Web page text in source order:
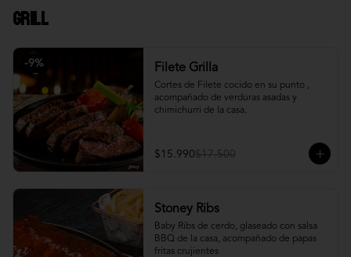
Grill
-9% Filete Grilla
Cortes de Filete cocido en su punto ,
acompañado de verduras asadas y
chimichurri de la casa.
$15.990$17.500
Stoney Ribs
Baby Ribs de cerdo, glaseado con salsa
BBQ de la casa, acompañado de papas
fritas crujientes